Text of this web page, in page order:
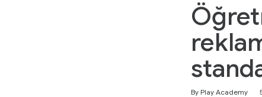
By Play Academy